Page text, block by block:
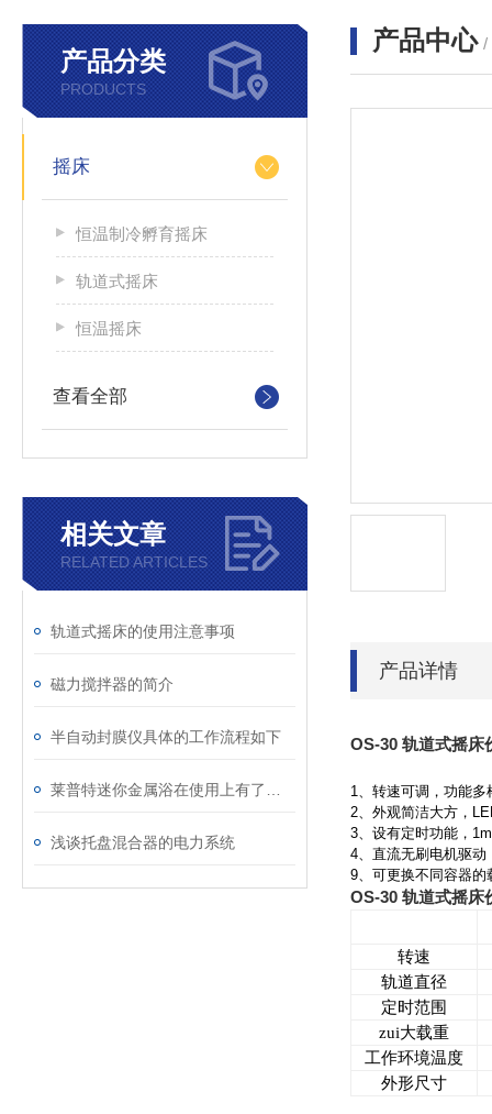
产品分类
PRODUCTS
摇床
恒温制冷孵育摇床
轨道式摇床
恒温摇床
查看全部
相关文章
RELATED ARTICLES
轨道式摇床的使用注意事项
磁力搅拌器的简介
半自动封膜仪具体的工作流程如下
浅谈托盘混合器的电力系统
产品中心 /
产品详情
OS-30 轨道式摇床
1、转速可调，功能
2、外观简洁大方，
3、设有定时功能，
4、直流无刷电机驱
9、可更换不同容器
OS-30 轨道式摇床
转速
轨道直径
定时范围
zui大载重
工作环境温度
外形尺寸